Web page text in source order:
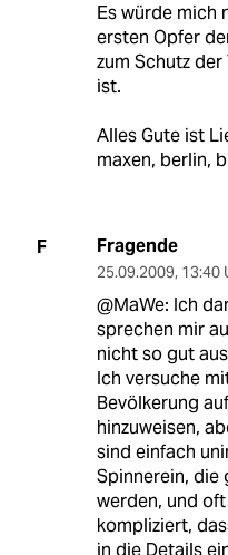
Es würde mich
ersten Opfer
zum Schutz
ist.
Alles Gute ist
maxen, berlin,
F Fragende
25.09.2009, 13:40
@MaWe: Ich
sprechen mir
nicht so gut
Ich versuche
Bevölkerung
hinzuweisen,
sind einfach
Spinnerein, die
werden, und
kompliziert,
in die Details